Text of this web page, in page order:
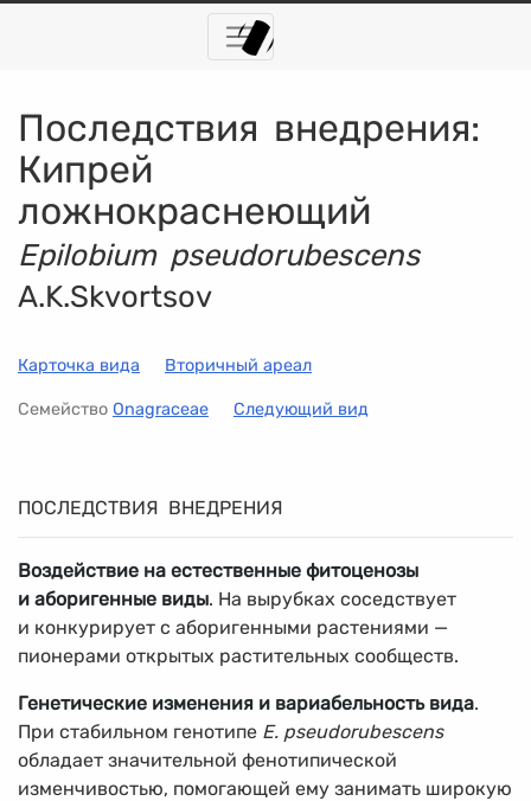
Последствия внедрения:
Кипрей
ложнокраснеющий
Epilobium pseudorubescens
A.K.Skvortsov
Карточка вида Вторичный ареал
Семейство Onagraceae Следующий вид
ПОСЛЕДСТВИЯ ВНЕДРЕНИЯ
Воздействие на естественные фитоценозы
и аборигенные виды. На вырубках соседствует
и конкурирует с аборигенными растениями —
пионерами открытых растительных сообществ.
Генетические изменения и вариабельность вида.
При стабильном генотипе Е. pseudorubescens
обладает значительной фенотипической
изменчивостью, помогающей ему занимать широкую